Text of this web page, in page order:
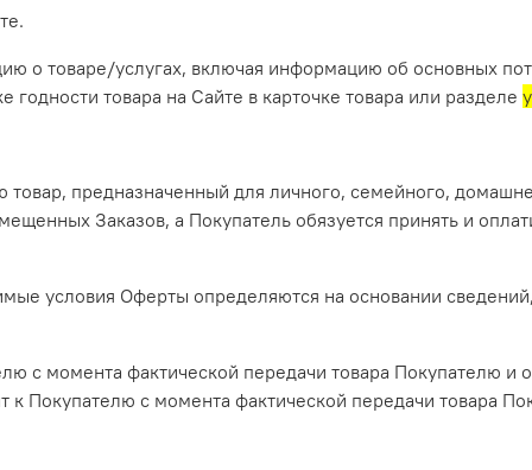
о товаре/услугах, включая информацию об основных
товара на Сайте в карточке товара или разделе
товар, предназначенный для личного, семейного,
Заказов, а Покупатель обязуется принять и
условия Оферты определяются на основании
с момента фактической передачи товара Покупателю
Покупателю с момента фактической передачи товара